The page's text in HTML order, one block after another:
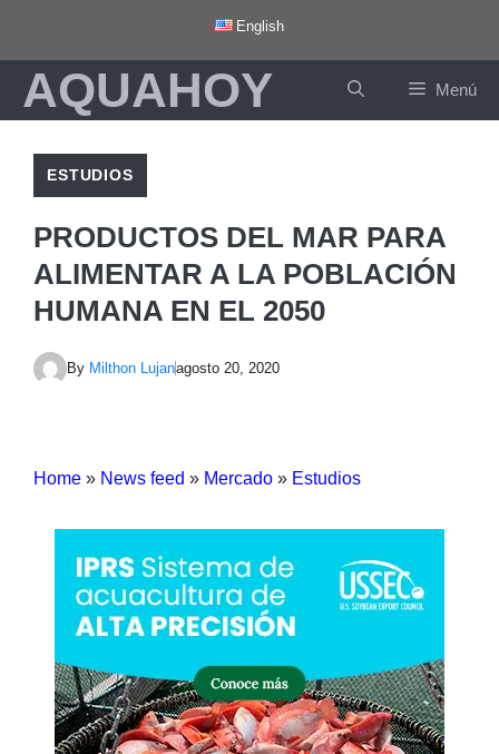
contenido
English
AQUAHOY Menú
ESTUDIOS
PRODUCTOS DEL MAR PARA
ALIMENTAR A LA POBLACIÓN
HUMANA EN EL 2050
By Milthon Lujanagosto 20, 2020
Home » News feed » Mercado » Estudios